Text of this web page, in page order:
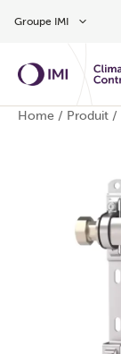
Groupe IMI
Home / Produit /